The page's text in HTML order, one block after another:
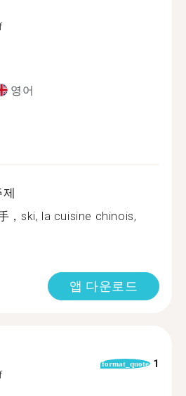
영어
，ski, la cuisine chinois,
앱 다운로드
format_quote 1